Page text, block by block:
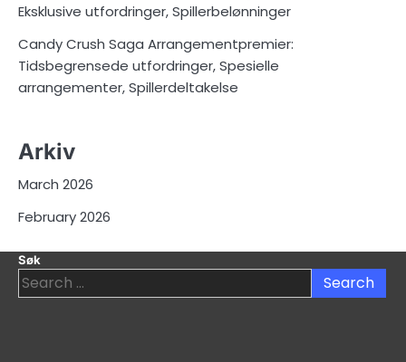
Eksklusive utfordringer, Spillerbelønninger
Candy Crush Saga Arrangementpremier:
Tidsbegrensede utfordringer, Spesielle
arrangementer, Spillerdeltakelse
Arkiv
March 2026
February 2026
Søk
Search
for: